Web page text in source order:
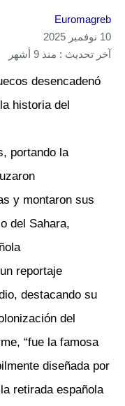
Euromagreb
10 نوفمبر 2025
آخر تحديث : منذ 9 أشهر
desencadenó
historia del
portando la
y montaron sus
del Sahara,
reportaje
destacando su
del
“fue la famosa
diseñada por
retirada española